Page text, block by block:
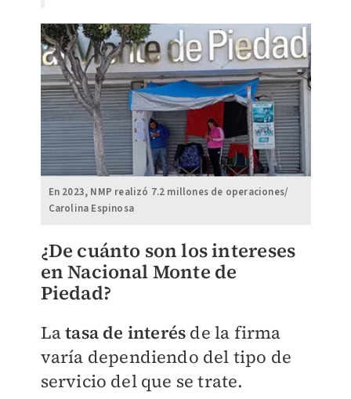
En 2023, NMP realizó 7.2 millones de operaciones/
Carolina Espinosa
¿De cuánto son los intereses
en Nacional Monte de
Piedad?
Latasa de interés de la firma
varía dependiendo del tipo de
servicio del que se trate.